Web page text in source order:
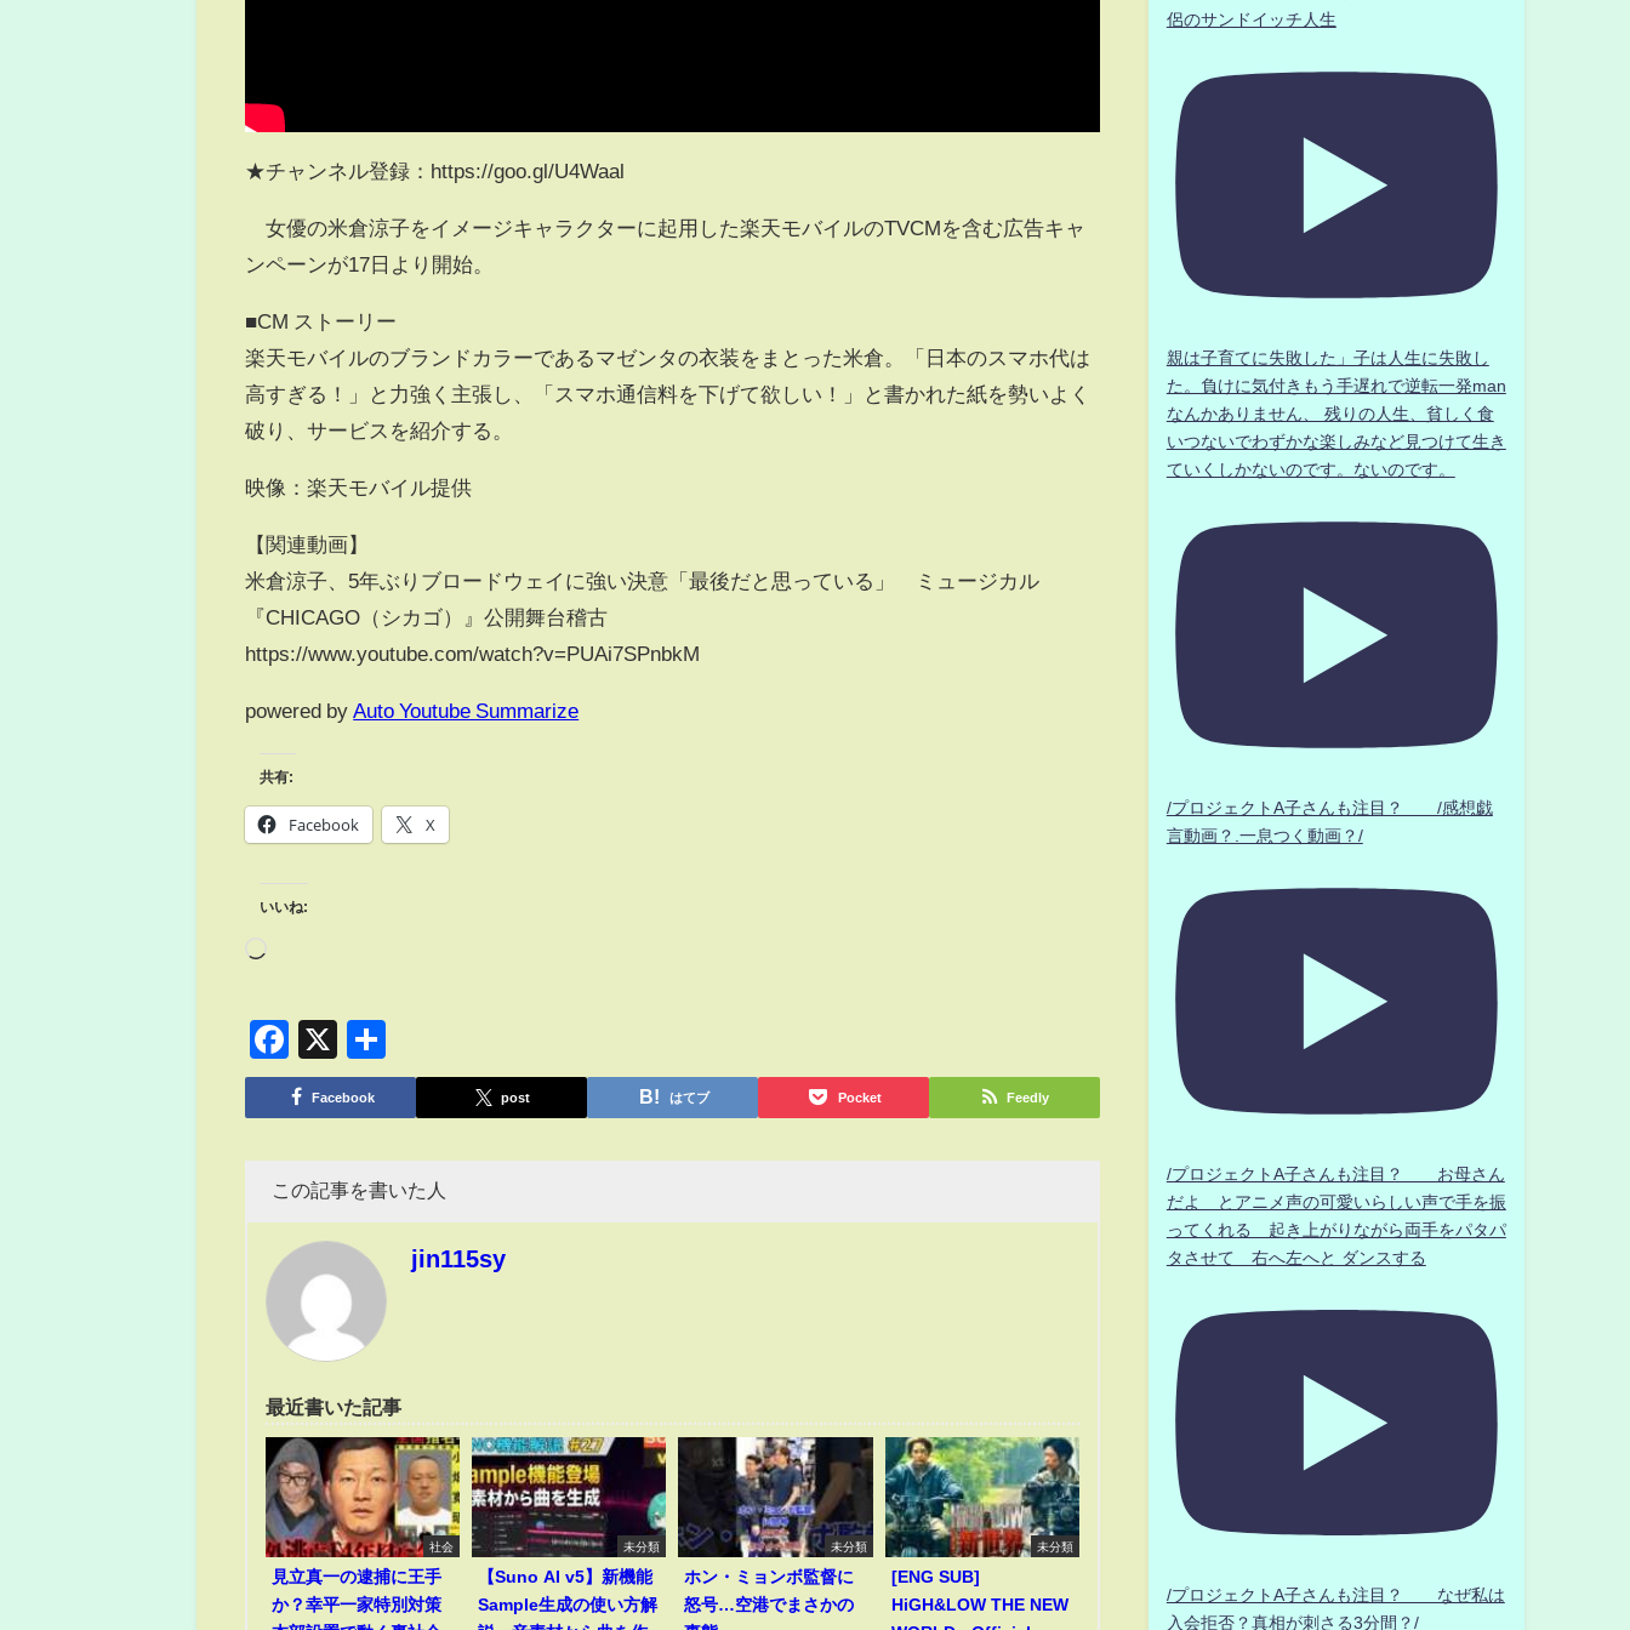
★チャンネル登録：https://goo.gl/U4Waal
女優の米倉涼子をイメージキャラクターに起用した楽天モバイルのTVCMを含む広告キャ
ンペーンが17日より開始。
■CM ストーリー
楽天モバイルのブランドカラーであるマゼンタの衣装をまとった米倉。「日本のスマホ代は
高すぎる！」と力強く主張し、「スマホ通信料を下げて欲しい！」と書かれた紙を勢いよく
破り、サービスを紹介する。
映像：楽天モバイル提供
【関連動画】
米倉涼子、5年ぶりブロードウェイに強い決意「最後だと思っている」 ミュージカル
『CHICAGO（シカゴ）』公開舞台稽古
https://www.youtube.com/watch?v=PUAi7SPnbkM
powered by Auto Youtube Summarize
共有:
Facebook X
いいね:
Facebook
X
有
Facebook post はてブ Pocket Feedly
この記事を書いた人
jin115sy
最近書いた記事
社会
見立真一の逮捕に王手
か？幸平一家特別対策
未分類
【Suno AI v5】新機能
Sample生成の使い方解
未分類
ホン・ミョンボ監督に
怒号…空港でまさかの
未分類
[ENG SUB]
HiGH&LOW THE NEW
侶のサンドイッチ人生
親は子育てに失敗した」子は人生に失敗し
た。負けに気付きもう手遅れで逆転一発man
なんかありません、 残りの人生、貧しく食
いつないでわずかな楽しみなど見つけて生き
ていくしかないのです。ないのです。
/プロジェクトA子さんも注目？ /感想戯
言動画？.一息つく動画？/
/プロジェクトA子さんも注目？ お母さん
だよ とアニメ声の可愛いらしい声で手を振
ってくれる 起き上がりながら両手をパタパ
タさせて 右へ左へと ダンスする
/プロジェクトA子さんも注目？ なぜ私は
入会拒否？真相が刺さる3分間？/